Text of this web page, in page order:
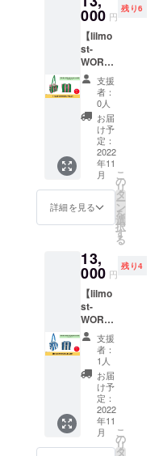
す。
m/H:39
cm/トッ
プハン
ドル
高:20c
m 多少
の差異
はご了
承くだ
さい。
バッグ
素材:ポ
リエス
テル
100%
ル:牛革
100% ※
値段で
す。
タグ付)
無水プ
リント
加工。
ロス生
地を出
さない
ように
考えら
れたパ
ター
ン。撥
水加
工。
made in
Japan ●
サイズ
cm/トッ
プハン
ドル
高:20c
m 多少
の差異
はご了
承くだ
さい。
バッグ
素材:ポ
リエス
テル
100%
ハンド
仕様。
ポケッ
ト口:内
ポケッ
ト１
つ。 素
材は廃
棄衣料
や廃棄
生地を
使って
作られ
た再生
ポリエ
ステル
生地
RENE1
(RENU
タグ付)
無水プ
リント
加工。
ロス生
地を出
さない
ように
考えら
れたパ
ター
ン。撥
水加
工。
細 肩か
らかけ
られる
グログ
ランの
トップ
ハンド
ルと取
外し可
能で長
さ調節
が可能
なナイ
ロンの
ライニ
ングの
しっか
り安定
の底板
を配し
ていま
す。内
ポケッ
ト1。
対象:
オール
ジェン
ダー。
環境に
優しい
素材と
技術
000 円
残り6
【lilmo
st-
WORK
BAG
PK&GR
】 収納
力抜群
の超軽
量な
WORK
BAGで
す。 ピ
ンク＆
グリー
ンにな
りま
商品詳
細 肩か
らかけ
られる
グログ
ランの
トップ
ハンド
ルと取
外し可
能で長
さ調節
が可能
なナイ
ロンの
ライニ
支援
者：
0人
お届
け予
定：
2022
年11
月
詳細を見る
こ
の
リ
タ
ー
ン
を
選
択
す
る
13,
000 円
残り4
【lilmo
st-
WORK
BAG
BL&WT
】 収納
力抜群
の超軽
量な
WORK
BAGで
す。 ブ
ルー＆
支援
者：
1人
お届
け予
定：
2022
年11
月
こ
の
リ
タ